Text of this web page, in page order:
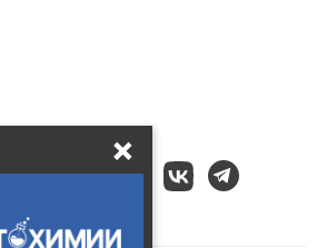
×